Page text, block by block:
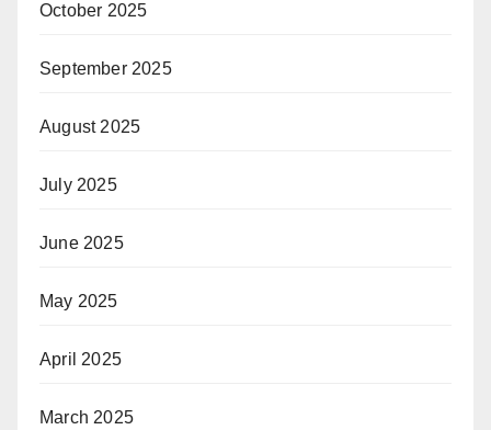
October 2025
September 2025
August 2025
July 2025
June 2025
May 2025
April 2025
March 2025